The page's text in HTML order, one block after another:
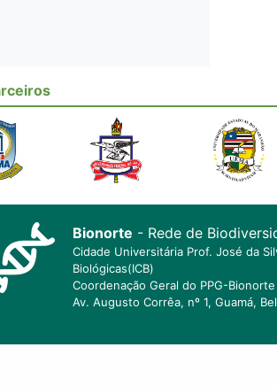
Bionorte - Rede de
Cidade Universitária Prof. José da
Biológicas(ICB)
Coordenação Geral do PPG-
Av. Augusto Corrêa, nº 1, Guamá,